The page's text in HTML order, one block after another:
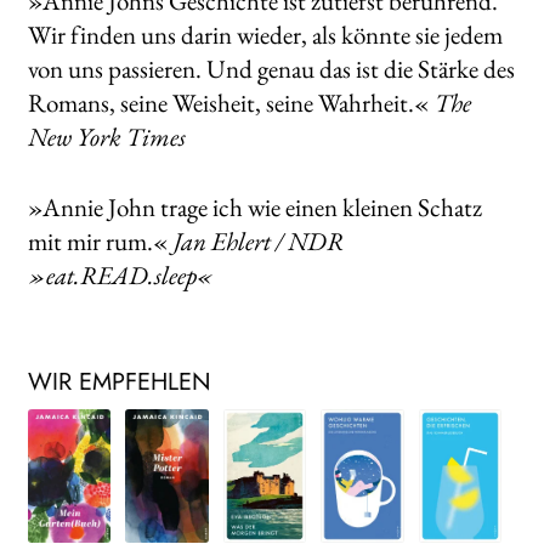
Wir finden uns darin wieder, als könnte sie jedem
von uns passieren. Und genau das ist die Stärke des
Romans, seine Weisheit, seine Wahrheit.« The
New York Times
»Annie John trage ich wie einen kleinen Schatz
mit mir rum.« Jan Ehlert / NDR
»eat.READ.sleep«
WIR EMPFEHLEN